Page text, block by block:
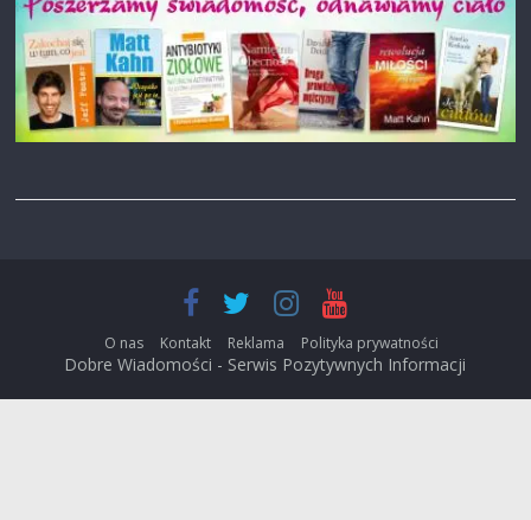
O nas Kontakt Reklama Polityka prywatności
Dobre Wiadomości - Serwis Pozytywnych Informacji